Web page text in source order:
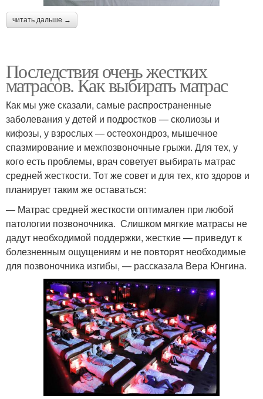
читать дальше →
Последствия очень жестких
матрасов. Как выбирать матрас
Как мы уже сказали, самые распространенные
заболевания у детей и подростков — сколиозы и
кифозы, у взрослых — остеохондроз, мышечное
спазмирование и межпозвоночные грыжи. Для тех, у
кого есть проблемы, врач советует выбирать матрас
средней жесткости. Тот же совет и для тех, кто здоров и
планирует таким же оставаться:
— Матрас средней жесткости оптимален при любой
патологии позвоночника. Слишком мягкие матрасы не
дадут необходимой поддержки, жесткие — приведут к
болезненным ощущениям и не повторят необходимые
для позвоночника изгибы, — рассказала Вера Юнгина.